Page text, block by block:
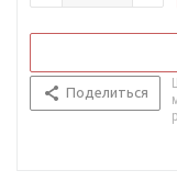
Поделиться